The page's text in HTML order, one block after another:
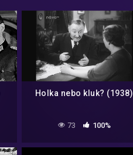
Holka nebo kluk? (1938)
73 100%